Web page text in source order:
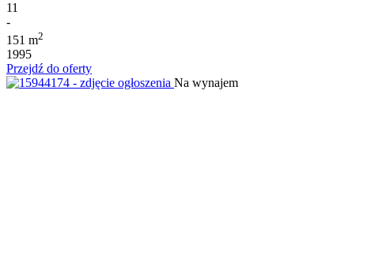
11
-
151 m2
1995
Przejdź do oferty
Na wynajem